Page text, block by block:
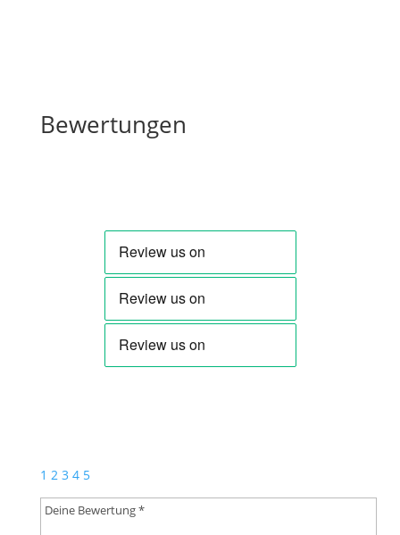
Bewertungen
1 2 3 4 5